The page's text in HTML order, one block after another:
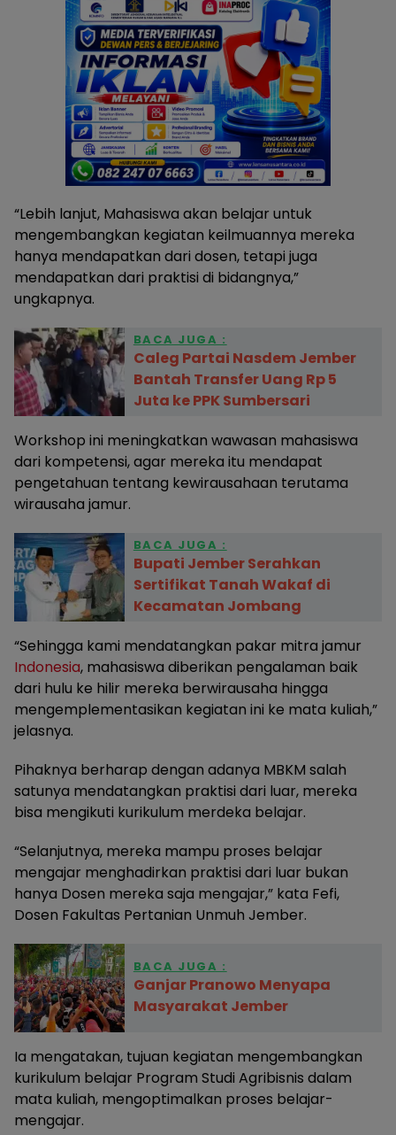
“Lebih lanjut, Mahasiswa akan belajar untuk
mengembangkan kegiatan keilmuannya mereka
hanya mendapatkan dari dosen, tetapi juga
mendapatkan dari praktisi di bidangnya,”
ungkapnya.
BACA JUGA :
Caleg Partai Nasdem Jember
Bantah Transfer Uang Rp 5
Juta ke PPK Sumbersari
Workshop ini meningkatkan wawasan mahasiswa
dari kompetensi, agar mereka itu mendapat
pengetahuan tentang kewirausahaan terutama
wirausaha jamur.
BACA JUGA :
Bupati Jember Serahkan
Sertifikat Tanah Wakaf di
Kecamatan Jombang
“Sehingga kami mendatangkan pakar mitra jamur
Indonesia, mahasiswa diberikan pengalaman baik
dari hulu ke hilir mereka berwirausaha hingga
mengemplementasikan kegiatan ini ke mata kuliah,”
jelasnya.
Pihaknya berharap dengan adanya MBKM salah
satunya mendatangkan praktisi dari luar, mereka
bisa mengikuti kurikulum merdeka belajar.
“Selanjutnya, mereka mampu proses belajar
mengajar menghadirkan praktisi dari luar bukan
hanya Dosen mereka saja mengajar,” kata Fefi,
Dosen Fakultas Pertanian Unmuh Jember.
BACA JUGA :
Ganjar Pranowo Menyapa
Masyarakat Jember
Ia mengatakan, tujuan kegiatan mengembangkan
kurikulum belajar Program Studi Agribisnis dalam
mata kuliah, mengoptimalkan proses belajar-
mengajar.